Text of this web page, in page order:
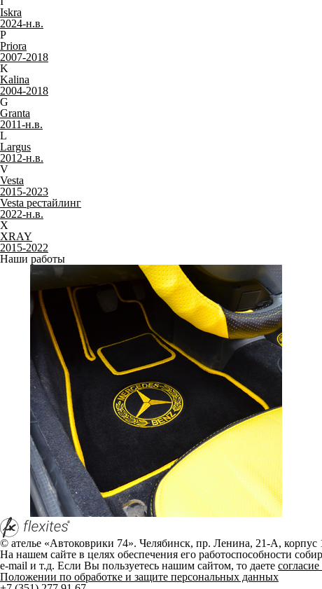
Только качественные российские материалы
Каталог ковриков для автомобилей
Lada (ВАЗ)
Не нашли свой автомобиль
Классика
2101, 2102, 2103, 2104, 2105, 2106, 2107
1970-2012
Самара
2108, 2109, 2113, 2114, 2115
1984-2013
Десятое семейство
2110, 2111, 2112
1995-2014
Надежда
2120 Надежда
1998-2006
Нива
2121 Legend
1977-н.в.
2121 Legend с ворсовым полом
2022-н.в.
2131
1993-н.в.
Niva Travel
2020-н.в.
1111 Ока
1987-2008
2024-н.в.
2007-2018
2004-2018
2011-н.в.
2012-н.в.
V
Vesta
2015-2023
Vesta рестайлинг
2022-н.в.
X